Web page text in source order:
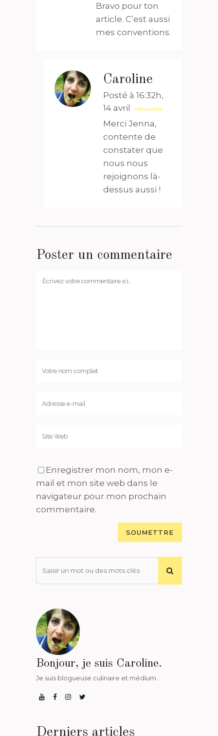
Bravo pour ton
article. C’est aussi
mes conventions.
Caroline
Posté à 16:32h,
14 avril
RÉPONDRE
Merci Jenna,
contente de
constater que
nous nous
rejoignons là-
dessus aussi !
Poster un commentaire
Enregistrer mon nom, mon e-
mail et mon site web dans le
navigateur pour mon prochain
commentaire.
Bonjour, je suis Caroline.
Je suis blogueuse culinaire et médium.
Derniers articles